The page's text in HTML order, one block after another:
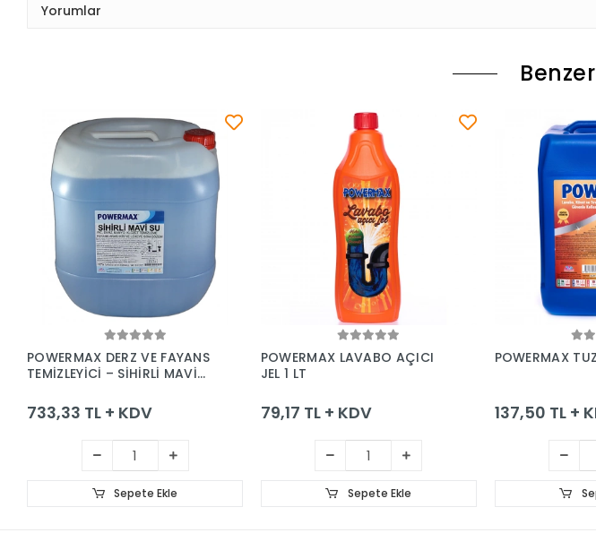
Yorumlar
Sepete Ekle
POWERMAX DERZ VE FAYANS
TEMİZLEYİCİ – SİHİRLİ MAVİ
733,33 TL + KDV
Sepete Ekle
Sepete Ekle
POWERMAX LAVABO AÇICI
JEL 1 LT
79,17 TL + KDV
Sepete Ekle
POWERMAX
137,50 TL +